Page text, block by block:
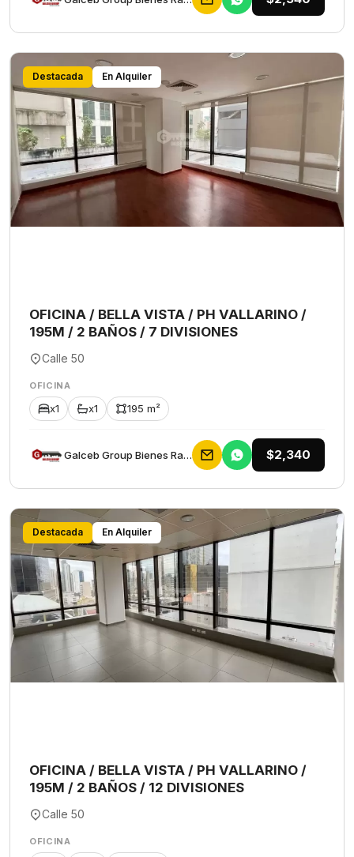
Destacada En Alquiler
OFICINA / BELLA VISTA / PH VALLARINO /
195M / 2 BAÑOS / 7 DIVISIONES
Calle 50
OFICINA
x1 x1 195 m²
Galceb Group Bienes Raices $2,340
Destacada En Alquiler
OFICINA / BELLA VISTA / PH VALLARINO /
195M / 2 BAÑOS / 12 DIVISIONES
Calle 50
OFICINA